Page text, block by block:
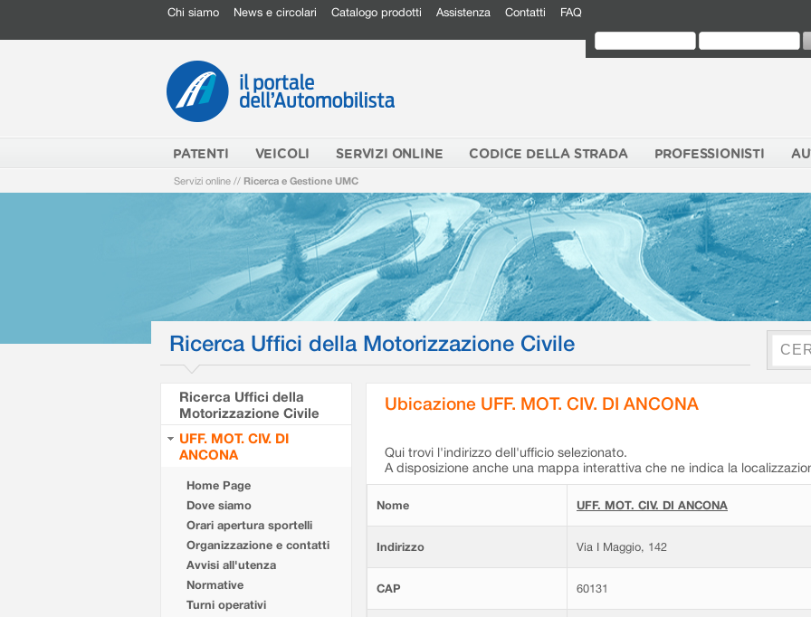
Chi siamo News e circolari Catalogo prodotti Assistenza Contatti FAQ
PATENTI VEICOLI SERVIZI ONLINE CODICE DELLA STRADA PROFESSIONISTI
Servizi online // Ricerca e Gestione UMC
Ricerca Uffici della Motorizzazione Civile
Ricerca Uffici della
Motorizzazione Civile
UFF. MOT. CIV. DI
ANCONA
Home Page
Dove siamo
Orari apertura sportelli
Organizzazione e contatti
Avvisi all'utenza
Normative
Turni operativi
Ubicazione UFF. MOT. CIV. DI ANCONA
Qui trovi l'indirizzo dell'ufficio selezionato.
A disposizione anche una mappa interattiva che ne indica la
Nome UFF. MOT. CIV. DI ANCONA
Indirizzo Via I Maggio, 142
CAP 60131